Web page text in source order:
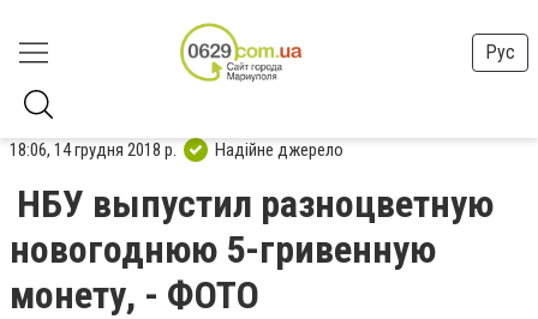
Рус
18:06, 14 грудня 2018 р. Надійне джерело
НБУ выпустил разноцветную
новогоднюю 5-гривенную
монету, - ФОТО